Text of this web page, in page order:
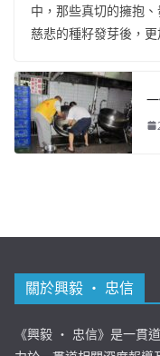
中，那些真切的擁抱
慈悲的種籽發芽後，更
關於興毅 ‧ 忠信
《興毅 ‧ 忠信》是一貫